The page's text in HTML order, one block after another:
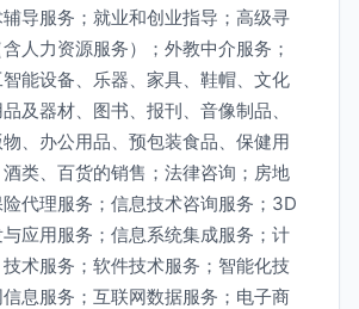
导服务；就业和创业指导；高级寻
人力资源服务）；外教中介服务；
能设备、乐器、家具、鞋帽、文化
及器材、图书、报刊、音像制品、
、办公用品、预包装食品、保健用
类、百货的销售；法律咨询；房地
代理服务；信息技术咨询服务；3D
应用服务；信息系统集成服务；计
术服务；软件技术服务；智能化技
息服务；互联网数据服务；电子商